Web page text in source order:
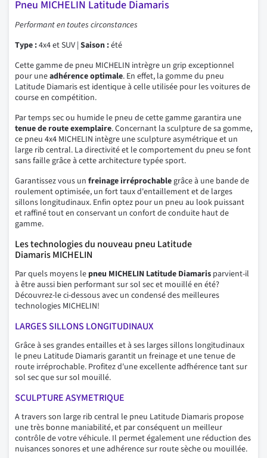
Pneu MICHELIN Latitude Diamaris
Performant en toutes circonstances
Type :4x4 et SUV | Saison :été
Cette gamme de pneu MICHELIN intrègre un grip exceptionnel
pour uneadhérence optimale. En effet, la gomme du pneu
Latitude Diamaris est identique à celle utilisée pour les voitures de
course en compétition.
Par temps sec ou humide le pneu de cette gamme garantira une
tenue de route exemplaire. Concernant la sculpture de sa gomme,
ce pneu 4x4 MICHELIN intègre une sculpture asymétrique et un
large rib central. La directivité et le comportement du pneu se font
sans faille grâce à cette architecture typée sport.
Garantissez vous un freinage irréprochablegrâce à une bande de
roulement optimisée, un fort taux d'entaillement et de larges
sillons longitudinaux. Enfin optez pour un pneu au look puissant
et raffiné tout en conservant un confort de conduite haut de
gamme.
Les technologies du nouveau pneu Latitude
Diamaris MICHELIN
Par quels moyens le pneu MICHELIN Latitude Diamaris parvient-il
à être aussi bien performant sur sol sec et mouillé en été?
Découvrez-le ci-dessous avec un condensé des meilleures
technologies MICHELIN!
LARGES SILLONS LONGITUDINAUX
Grâce à ses grandes entailles et à ses larges sillons longitudinaux
le pneu Latitude Diamaris garantit un freinage et une tenue de
route irréprochable. Profitez d'une excellente adfhérence tant sur
sol sec que sur sol mouillé.
SCULPTURE ASYMETRIQUE
A travers son large rib central le pneu Latitude Diamaris propose
une très bonne maniabilité, et par conséquent un meilleur
contrôle de votre véhicule. Il permet également une réduction des
nuisances sonores et une adhérence sur route sèche ou mouillée.